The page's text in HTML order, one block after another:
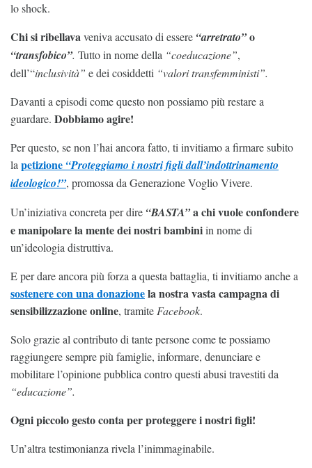
lo shock.
Chi si ribellavaveniva accusato di essere “arretrato”o
“transfobico”. Tutto in nome della “coeducazione”,
dell’“inclusività” e dei cosiddetti “valori transfemministi”.
Davanti a episodi come questo non possiamo più restare a
guardare. Dobbiamo agire!
Per questo, se non l’hai ancora fatto, ti invitiamo a firmare subito
la petizione “Proteggiamo i nostri figli dall’indottrinamento
ideologico!”, promossa da Generazione Voglio Vivere.
Un’iniziativa concreta per dire “BASTA”a chi vuole confondere
e manipolare la mente dei nostri bambiniin nome di
un’ideologia distruttiva.
E per dare ancora più forza a questa battaglia, ti invitiamo anche a
sostenere con una donazionela nostra vasta campagna di
sensibilizzazione online, tramite Facebook.
Solo grazie al contributo di tante persone come te possiamo
raggiungere sempre più famiglie, informare, denunciare e
mobilitare l’opinione pubblica contro questi abusi travestiti da
“educazione”.
Ogni piccolo gesto conta per proteggere i nostri figli!
Un’altra testimonianza rivela l’inimmaginabile.